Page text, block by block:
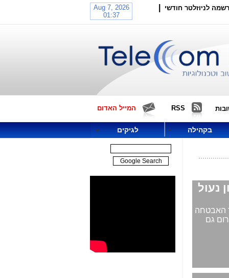
לניוזלטר חודשי
RSS המייל האדום
בקהילה לגיקים
האבטחה
חירום גם